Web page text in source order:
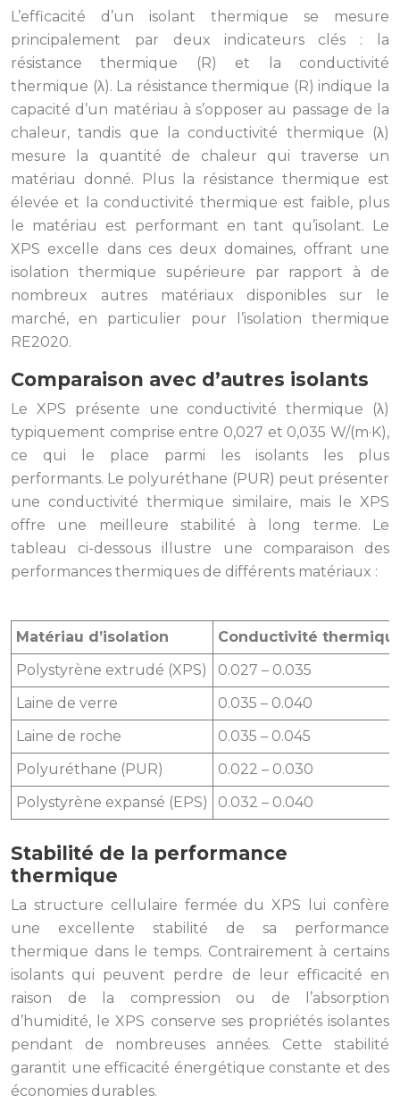
L’efficacité d’un isolant thermique se mesure
principalement par deux indicateurs clés : la
résistance thermique (R) et la conductivité
thermique (λ). La résistance thermique (R) indique la
capacité d’un matériau à s’opposer au passage de la
chaleur, tandis que la conductivité thermique (λ)
mesure la quantité de chaleur qui traverse un
matériau donné. Plus la résistance thermique est
élevée et la conductivité thermique est faible, plus
le matériau est performant en tant qu’isolant. Le
XPS excelle dans ces deux domaines, offrant une
isolation thermique supérieure par rapport à de
nombreux autres matériaux disponibles sur le
marché, en particulier pour l’isolation thermique
RE2020.
Comparaison avec d’autres isolants
Le XPS présente une conductivité thermique (λ)
typiquement comprise entre 0,027 et 0,035 W/(m·K),
ce qui le place parmi les isolants les plus
performants. Le polyuréthane (PUR) peut présenter
une conductivité thermique similaire, mais le XPS
offre une meilleure stabilité à long terme. Le
tableau ci-dessous illustre une comparaison des
performances thermiques de différents matériaux :
Matériau d’isolation
Conductivité
Polystyrène extrudé (XPS)
0.027 – 0.035
Laine de verre
0.035 – 0.040
Laine de roche
0.035 – 0.045
Polyuréthane (PUR)
0.022 – 0.030
Polystyrène expansé (EPS)
0.032 – 0.040
Stabilité de la performance
thermique
La structure cellulaire fermée du XPS lui confère
une excellente stabilité de sa performance
thermique dans le temps. Contrairement à certains
isolants qui peuvent perdre de leur efficacité en
raison de la compression ou de l’absorption
d’humidité, le XPS conserve ses propriétés isolantes
pendant de nombreuses années. Cette stabilité
garantit une efficacité énergétique constante et des
économies durables.